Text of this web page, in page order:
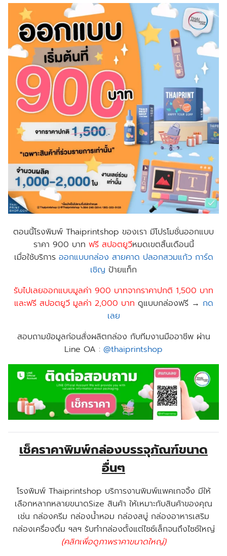
ตอนนี้โรงพิมพ์ Thaiprintshop ของเรา มีโปรโมชั่นออกแบบ
ราคา 900 บาท ฟรี สปอตยูวีหมดเขตสิ้นเดือนนี้
เมื่อใช้บริการ ออกแบบกล่อง สายคาด ปลอกสวมแก้ว การ์ด
เชิญ ป้าย​แท็ก
รับไปเลยออกแบบมูลค่า 900 บาทจากราคาปกติ 1,500 บาท
และฟรี สปอตยูวี มูลค่า 2,000 บาท ดูแบบกล่องฟรี → กด
เลย
สอบถามข้อมูลก่อนสั่งผลิตกล่อง กับทีมงานมืออาชีพ ผ่าน
Line OA : @thaiprintshop
เช็คราคาพิมพ์กล่องบรรจุภัณฑ์ขนาด
อื่นๆ
โรงพิมพ์ Thaiprintshop บริการงานพิมพ์แพคเกจจิ้ง มีให้
เลือกหลากหลายขนาดSize สินค้า ให้เหมาะกับสินค้าของคุณ
เช่น กล่องครีม กล่องน้ำหอม กล่องสบู่ กล่องอาหารเสริม
กล่องเครื่องดื่ม ฯลฯ รับทำกล่องตั้งแต่ไซซ์เล็กจนถึงไซซ์ใหญ่
(คลิกเพื่อดูภาพราคาขนาดใหญ่)